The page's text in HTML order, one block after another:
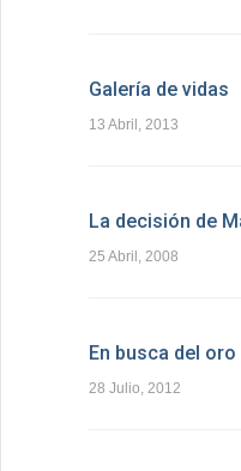
Galería de vidas
13 Abril, 2013
La decisión de
25 Abril, 2008
En busca del
28 Julio, 2012